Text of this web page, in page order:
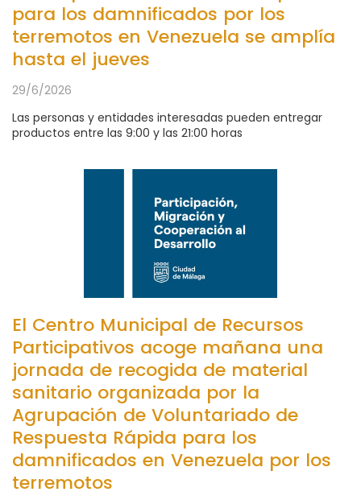
para los damnificados por los
terremotos en Venezuela se amplía
hasta el jueves
29/6/2026
Las personas y entidades interesadas pueden entregar
productos entre las 9:00 y las 21:00 horas
El Centro Municipal de Recursos
Participativos acoge mañana una
jornada de recogida de material
sanitario organizada por la
Agrupación de Voluntariado de
Respuesta Rápida para los
damnificados en Venezuela por los
terremotos